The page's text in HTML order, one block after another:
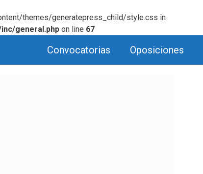
themes/generatepress_child/style.css in
general.php on line 67
Convocatorias Oposiciones